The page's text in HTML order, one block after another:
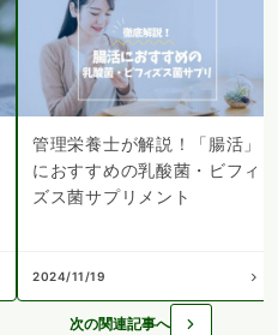
管理栄養士が解説！「腸活」
におすすめの乳酸菌・ビフィ
ズス菌サプリメント
2024/11/19
次の関連記事へ